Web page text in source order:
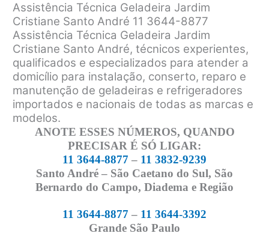
Assistência Técnica Geladeira Jardim
Cristiane Santo André 11 3644-8877
Assistência Técnica Geladeira Jardim
Cristiane Santo André, técnicos experientes,
qualificados e especializados para atender a
domicílio para instalação, conserto, reparo e
manutenção de geladeiras e refrigeradores
importados e nacionais de todas as marcas e
modelos.
ANOTE ESSES NÚMEROS, QUANDO
PRECISAR É SÓ LIGAR:
11 3644-8877 – 11 3832-9239
Santo André – São Caetano do Sul, São
Bernardo do Campo, Diadema e Região
11 3644-8877 – 11 3644-3392
Grande São Paulo